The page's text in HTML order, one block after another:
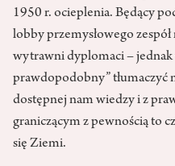
1950 r. ocieplenia. Będący
lobby przemysłowego
wytrawni dyplomaci –
prawdopodobny” tłumaczyć
dostępnej nam wiedzy i z
graniczącym z pewnością to
się Ziemi.